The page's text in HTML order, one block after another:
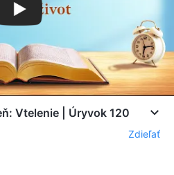
Vtelenie | Úryvok 120
Zdieľať